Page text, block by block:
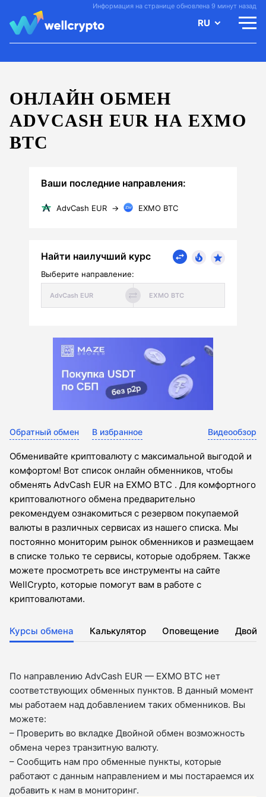
Информация на странице обновлена 9 минут назад
RU
ОНЛАЙН ОБМЕН
ADVCASH EUR НА EXMO
BTC
Ваши последние направления:
AdvCash EUR → EXMO BTC
Найти наилучший курс
Выберите направление:
Обратный обмен В избранное Видеообзор
Обменивайте криптовалюту с максимальной выгодой и
комфортом! Вот список онлайн обменников, чтобы
обменять AdvCash EUR на EXMO BTC . Для комфортного
криптовалютного обмена предварительно
рекомендуем ознакомиться с резервом покупаемой
валюты в различных сервисах из нашего списка. Мы
постоянно мониторим рынок обменников и размещаем
в списке только те сервисы, которые одобряем. Также
можете просмотреть все инструменты на сайте
WellCrypto, которые помогут вам в работе с
криптовалютами.
Курсы обмена Калькулятор Оповещение
По направлению AdvCash EUR — EXMO BTC нет
соответствующих обменных пунктов. В данный момент
мы работаем над добавлением таких обменников. Вы
можете:
– Проверить во вкладкe Двойной обмен возможность
обмена через транзитную валюту.
– Сообщить нам про обменные пункты, которые
работают с данным направлением и мы постараемся их
добавить к нам в мониторинг.